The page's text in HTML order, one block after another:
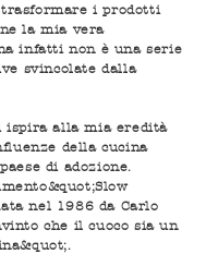
trasformare i prodotti
la mia vera
infatti non è una serie
svincolate dalla
ispira alla mia eredità
della cucina
di adozione.
&quot;Slow
nel 1986 da Carlo
che il cuoco sia un